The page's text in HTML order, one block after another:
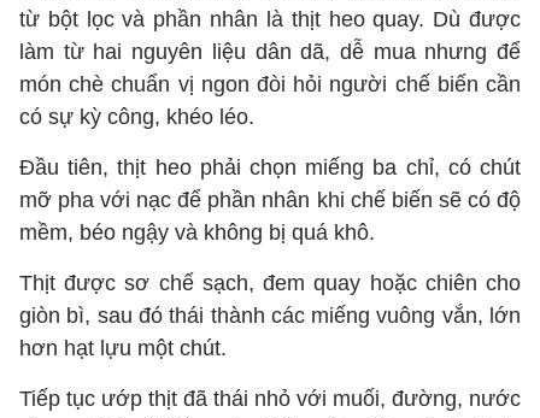
từ bột lọc và phần nhân là thịt heo quay. Dù được
làm từ hai nguyên liệu dân dã, dễ mua nhưng để
món chè chuẩn vị ngon đòi hỏi người chế biến cần
có sự kỳ công, khéo léo.
Đầu tiên, thịt heo phải chọn miếng ba chỉ, có chút
mỡ pha với nạc để phần nhân khi chế biến sẽ có độ
mềm, béo ngậy và không bị quá khô.
Thịt được sơ chế sạch, đem quay hoặc chiên cho
giòn bì, sau đó thái thành các miếng vuông vắn, lớn
hơn hạt lựu một chút.
Tiếp tục ướp thịt đã thái nhỏ với muối, đường, nước